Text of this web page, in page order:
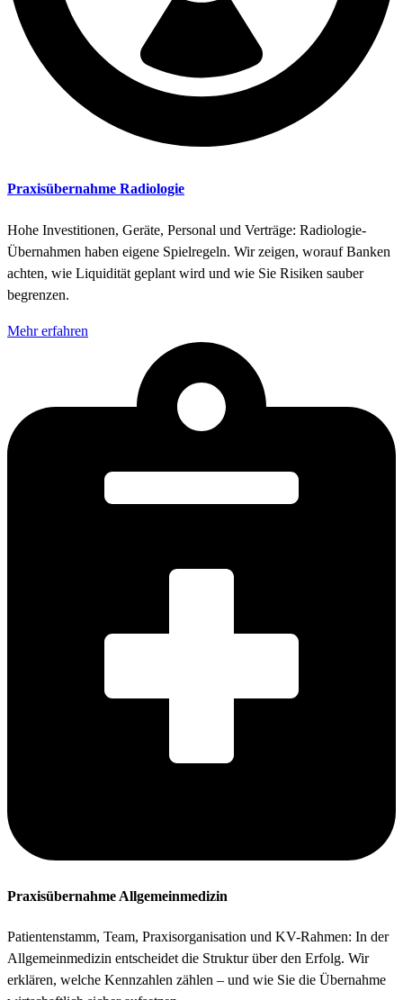
Praxisübernahme Radiologie
Hohe Investitionen, Geräte, Personal und Verträge: Radiologie-
Übernahmen haben eigene Spielregeln. Wir zeigen, worauf Banken
achten, wie Liquidität geplant wird und wie Sie Risiken sauber
begrenzen.
Mehr erfahren
Praxisübernahme Allgemeinmedizin
Patientenstamm, Team, Praxisorganisation und KV-Rahmen: In der
Allgemeinmedizin entscheidet die Struktur über den Erfolg. Wir
erklären, welche Kennzahlen zählen – und wie Sie die Übernahme